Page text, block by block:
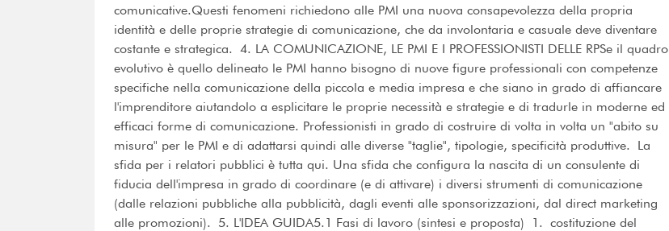
comunicative.Questi fenomeni richiedono alle PMI una nuova consapevolezza della propria
identità e delle proprie strategie di comunicazione, che da involontaria e casuale deve diventare
costante e strategica. 4. LA COMUNICAZIONE, LE PMI E I PROFESSIONISTI DELLE RPSe il quadro
evolutivo è quello delineato le PMI hanno bisogno di nuove figure professionali con competenze
specifiche nella comunicazione della piccola e media impresa e che siano in grado di affiancare
l'imprenditore aiutandolo a esplicitare le proprie necessità e strategie e di tradurle in moderne ed
efficaci forme di comunicazione. Professionisti in grado di costruire di volta in volta un "abito su
misura" per le PMI e di adattarsi quindi alle diverse "taglie", tipologie, specificità produttive. La
sfida per i relatori pubblici è tutta qui. Una sfida che configura la nascita di un consulente di
fiducia dell'impresa in grado di coordinare (e di attivare) i diversi strumenti di comunicazione
(dalle relazioni pubbliche alla pubblicità, dagli eventi alle sponsorizzazioni, dal direct marketing
alle promozioni). 5. L'IDEA GUIDA5.1 Fasi di lavoro (sintesi e proposta) 1. costituzione del